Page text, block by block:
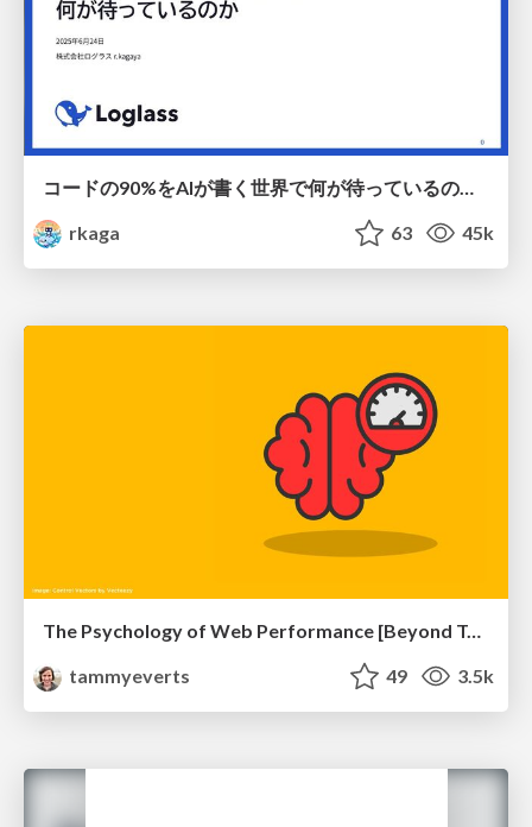
コードの90%をAIが書く世界で何が待っているのか / What awaits us in a world where 90% of the code is written by AI
rkaga
63 45k
The Psychology of Web Performance [Beyond Tellerrand 2023]
tammyeverts
49 3.5k